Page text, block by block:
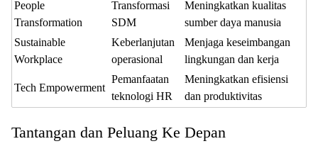
People
Transformation
Transformasi
SDM
Meningkatkan kualitas
sumber daya manusia
Sustainable
Workplace
Keberlanjutan
operasional
Menjaga keseimbangan
lingkungan dan kerja
Tech Empowerment
Pemanfaatan
teknologi HR
Meningkatkan efisiensi
dan produktivitas
Tantangan dan Peluang Ke Depan